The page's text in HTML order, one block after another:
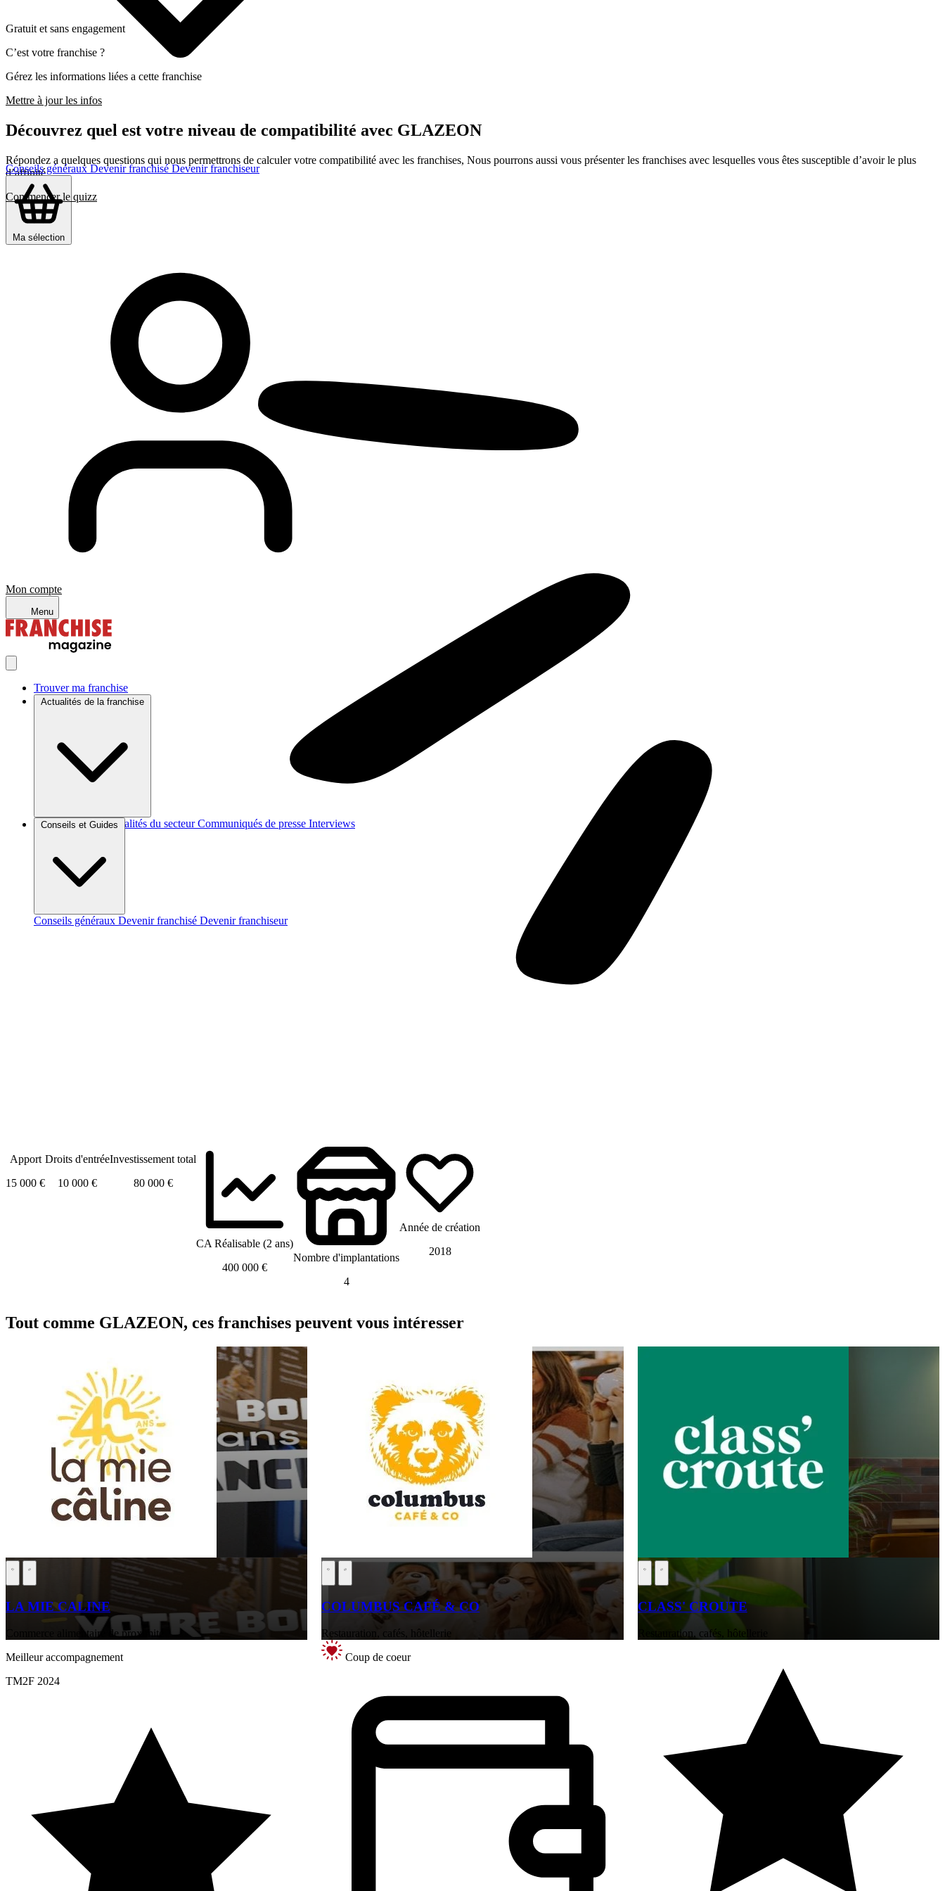
Conseils généraux Devenir franchisé Devenir franchiseur
Ma sélection
Mon compte
Menu
Trouver ma franchise
Actualités de la franchise
Brèves et actus Actualités du secteur Communiqués de presse Interviews
Conseils et Guides
Conseils généraux Devenir franchisé Devenir franchiseur
Gratuit et sans engagement
C’est votre franchise ?
Gérez les informations liées a cette franchise
Mettre à jour les infos
Découvrez quel est votre niveau de compatibilité avec GLAZEON
Répondez a quelques questions qui nous permettrons de calculer votre compatibilité avec les franchises, Nous pourrons aussi vous présenter les franchises avec lesquelles vous êtes susceptible d’avoir le plus
d’affinité
Commencer le quizz
Apport
15 000 €
Droits d'entrée
10 000 €
Investissement total
80 000 €
CA Réalisable (2 ans)
400 000 €
Nombre d'implantations
4
Année de création
2018
Tout comme GLAZEON, ces franchises peuvent vous intéresser
LA MIE CALINE
Commerce alimentaire de proximité
Meilleur accompagnement
TM2F 2024
COLUMBUS CAFÉ & CO
Restauration, cafés, hôtellerie
Coup de coeur
CLASS' CROUTE
Restauration, cafés, hôtellerie